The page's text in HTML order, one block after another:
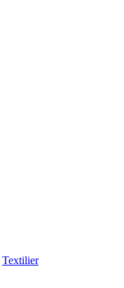
Textilier